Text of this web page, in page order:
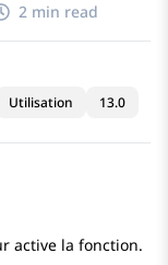
2 min read
Utilisation 13.0
active la fonction.